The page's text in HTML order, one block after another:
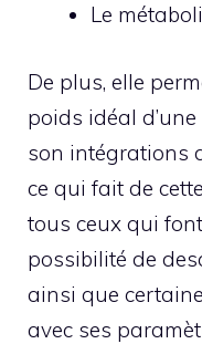
Le
De plus, elle
poids idéal
son intégrations
ce qui fait de
tous ceux qui
possibilité de
ainsi que
avec ses